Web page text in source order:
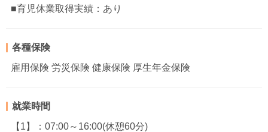
■育児休業取得実績：あり
各種保険
雇用保険 労災保険 健康保険 厚生年金保険
就業時間
【1】：07:00～16:00(休憩60分)